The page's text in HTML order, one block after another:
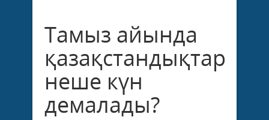
Тамыз айында
қазақстандықтар
неше күн
демалады?